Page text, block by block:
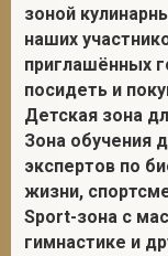
зоной
наших
приглашённых
посидеть и
Детская зона
Зона обучения
экспертов по
жизни,
Sport-зона с
гимнастике и